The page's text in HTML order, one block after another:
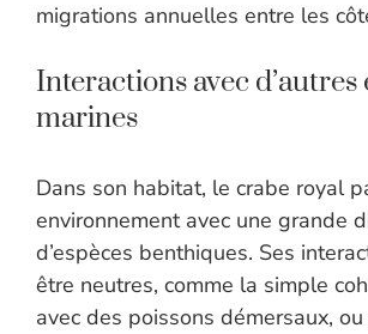
migrations annuelles entre les
Interactions avec d’autres
marines
Dans son habitat, le crabe royal
environnement avec une grande
d’espèces benthiques. Ses
être neutres, comme la simple
avec des poissons démersaux,